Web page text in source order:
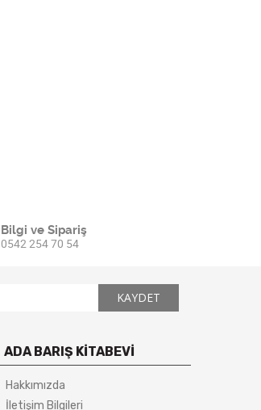
Bilgi ve Sipariş
0542 254 70 54
ADA BARIŞ KİTABEVİ
Hakkımızda
İletişim Bilgileri